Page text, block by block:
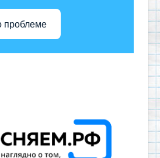
проблеме